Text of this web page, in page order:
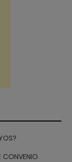
CONVENIO